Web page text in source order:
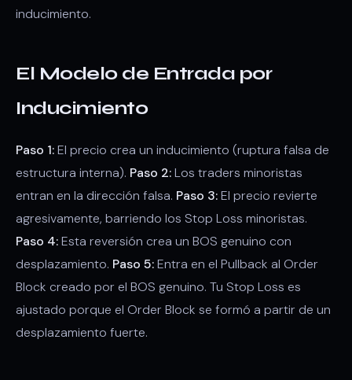
inducimiento.
El Modelo de Entrada por
Inducimiento
Paso 1:El precio crea un inducimiento (ruptura falsa de
estructura interna). Paso 2:Los traders minoristas
entran en la dirección falsa. Paso 3:El precio revierte
agresivamente, barriendo los Stop Loss minoristas.
Paso 4:Esta reversión crea un BOS genuino con
desplazamiento. Paso 5:Entra en el Pullback al Order
Block creado por el BOS genuino. Tu Stop Loss es
ajustado porque el Order Block se formó a partir de un
desplazamiento fuerte.